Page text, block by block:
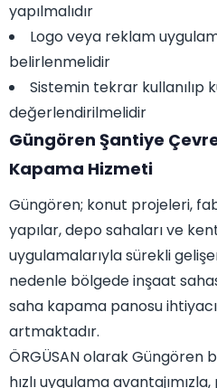
yapılmalıdır
Logo veya reklam
belirlenmelidir
Sistemin tekrar kullanılıp
değerlendirilmelidir
Güngören Şantiye
Kapama Hizmeti
Güngören; konut projeleri,
yapılar, depo sahaları ve
uygulamalarıyla sürekli
nedenle bölgede inşaat
saha kapama panosu
artmaktadır.
ÖRGÜSAN olarak Güngören
hızlı uygulama